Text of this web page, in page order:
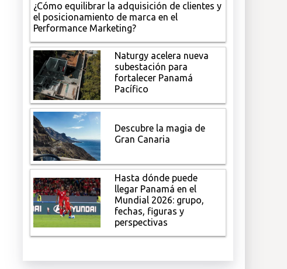
¿Cómo equilibrar la adquisición de clientes y
el posicionamiento de marca en el
Performance Marketing?
Naturgy acelera nueva
subestación para
fortalecer Panamá
Pacífico
Descubre la magia de
Gran Canaria
Hasta dónde puede
llegar Panamá en el
Mundial 2026: grupo,
fechas, figuras y
perspectivas